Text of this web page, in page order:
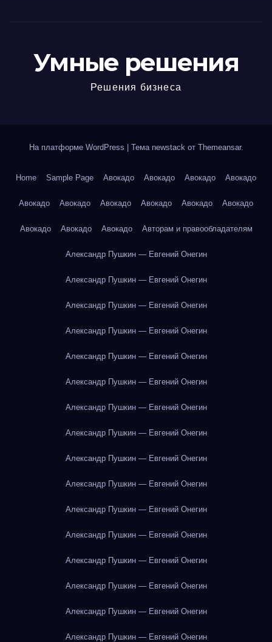
Умные решения
Решения бизнеса
На платформе WordPress Тема newstack от Themeansar.
Home Sample Page Авокадо Авокадо Авокадо Авокадо
Авокадо Авокадо Авокадо Авокадо Авокадо Авокадо
Авокадо Авокадо Авокадо Авторам и правообладателям
Александр Пушкин — Евгений Онегин
Александр Пушкин — Евгений Онегин
Александр Пушкин — Евгений Онегин
Александр Пушкин — Евгений Онегин
Александр Пушкин — Евгений Онегин
Александр Пушкин — Евгений Онегин
Александр Пушкин — Евгений Онегин
Александр Пушкин — Евгений Онегин
Александр Пушкин — Евгений Онегин
Александр Пушкин — Евгений Онегин
Александр Пушкин — Евгений Онегин
Александр Пушкин — Евгений Онегин
Александр Пушкин — Евгений Онегин
Александр Пушкин — Евгений Онегин
Александр Пушкин — Евгений Онегин
Александр Пушкин — Евгений Онегин